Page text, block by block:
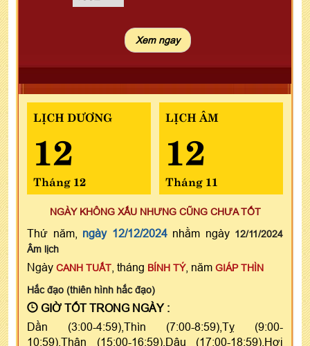
LỊCH DƯƠNG
12
Tháng 12
LỊCH ÂM
12
Tháng 11
NGÀY KHÔNG XẤU NHƯNG CŨNG CHƯA TỐT
Thứ năm, ngày 12/12/2024nhằm ngày 12/11/2024
Âm lịch
Ngày CANH TUẤT , tháng BÍNH TÝ, năm GIÁP THÌN
Hắc đạo (thiên hình hắc đạo)
GIỜ TỐT TRONG NGÀY :
Dần (3:00-4:59),Thìn (7:00-8:59),Tỵ (9:00-
10:59),Thân (15:00-16:59),Dậu (17:00-18:59),Hợi